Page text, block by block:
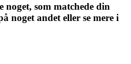
som matchede din
noget andet eller se mere i